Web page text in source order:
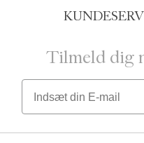
Tilmeld dig
Email